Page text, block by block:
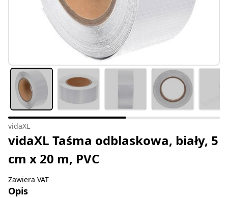
vidaXL
vidaXL Taśma odblaskowa, biały, 5
cm x 20 m, PVC
Zawiera VAT
Opis